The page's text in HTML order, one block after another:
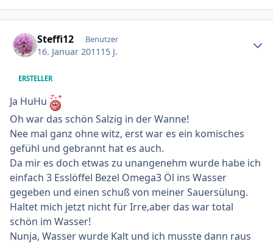
Steffi12 Benutzer
16. Januar 2011 15 J.
ERSTELLER
Ja HuHu
Oh war das schön Salzig in der Wanne!
Nee mal ganz ohne witz, erst war es ein komisches
gefühl und gebrannt hat es auch.
Da mir es doch etwas zu unangenehm wurde habe ich
einfach 3 Esslöffel Bezel Omega3 Öl ins Wasser
gegeben und einen schuß von meiner Sauersülung.
Haltet mich jetzt nicht für Irre,aber das war total
schön im Wasser!
Nunja, Wasser wurde Kalt und ich musste dann raus